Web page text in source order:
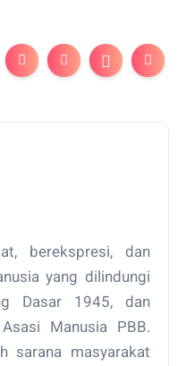
berekspresi, dan
yang dilindungi
Dasar 1945, dan
Manusia PBB.
sarana masyarakat